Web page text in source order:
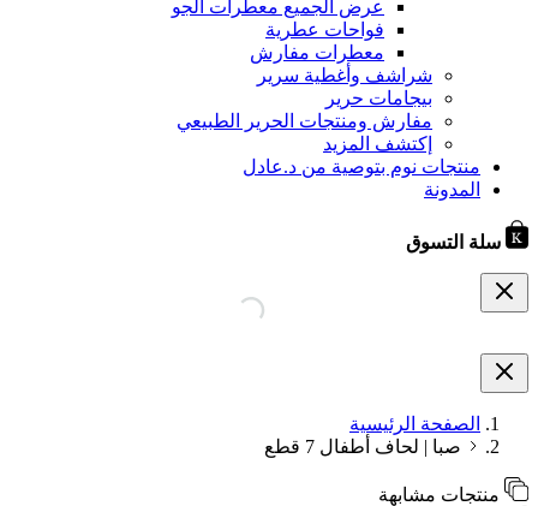
عرض الجميع معطرات الجو
فواحات عطرية
معطرات مفارش
شراشف وأغطية سرير
بيجامات حرير
مفارش ومنتجات الحرير الطبيعي
إكتشف المزيد
منتجات نوم بتوصية من د.عادل
المدونة
سلة التسوق
الصفحة الرئيسية
صبا | لحاف أطفال 7 قطع
منتجات مشابهة